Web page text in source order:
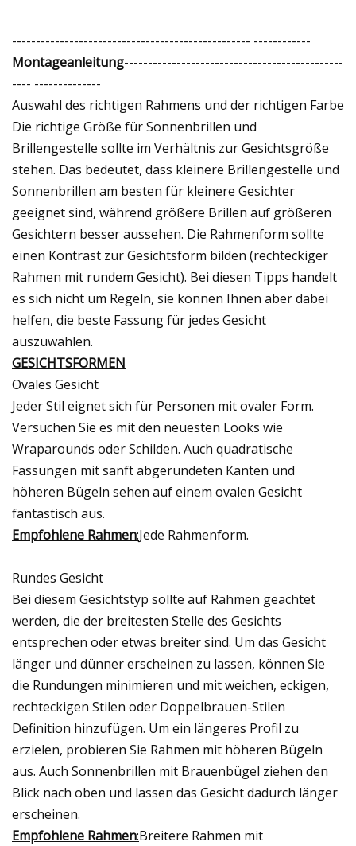
-------------------------------------------------- ------------
Montageanleitung----------------------------------------------
---- --------------
Auswahl des richtigen Rahmens und der richtigen Farbe
Die richtige Größe für Sonnenbrillen und
Brillengestelle sollte im Verhältnis zur Gesichtsgröße
stehen. Das bedeutet, dass kleinere Brillengestelle und
Sonnenbrillen am besten für kleinere Gesichter
geeignet sind, während größere Brillen auf größeren
Gesichtern besser aussehen. Die Rahmenform sollte
einen Kontrast zur Gesichtsform bilden (rechteckiger
Rahmen mit rundem Gesicht). Bei diesen Tipps handelt
es sich nicht um Regeln, sie können Ihnen aber dabei
helfen, die beste Fassung für jedes Gesicht
auszuwählen.
GESICHTSFORMEN
Ovales Gesicht
Jeder Stil eignet sich für Personen mit ovaler Form.
Versuchen Sie es mit den neuesten Looks wie
Wraparounds oder Schilden. Auch quadratische
Fassungen mit sanft abgerundeten Kanten und
höheren Bügeln sehen auf einem ovalen Gesicht
fantastisch aus.
Empfohlene Rahmen:Jede Rahmenform.
Rundes Gesicht
Bei diesem Gesichtstyp sollte auf Rahmen geachtet
werden, die der breitesten Stelle des Gesichts
entsprechen oder etwas breiter sind. Um das Gesicht
länger und dünner erscheinen zu lassen, können Sie
die Rundungen minimieren und mit weichen, eckigen,
rechteckigen Stilen oder Doppelbrauen-Stilen
Definition hinzufügen. Um ein längeres Profil zu
erzielen, probieren Sie Rahmen mit höheren Bügeln
aus. Auch Sonnenbrillen mit Brauenbügel ziehen den
Blick nach oben und lassen das Gesicht dadurch länger
erscheinen.
Empfohlene Rahmen:Breitere Rahmen mit